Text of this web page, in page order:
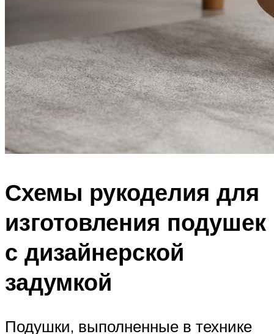
Схемы рукоделия для
изготовления подушек
с дизайнерской
задумкой
Подушки, выполненные в технике